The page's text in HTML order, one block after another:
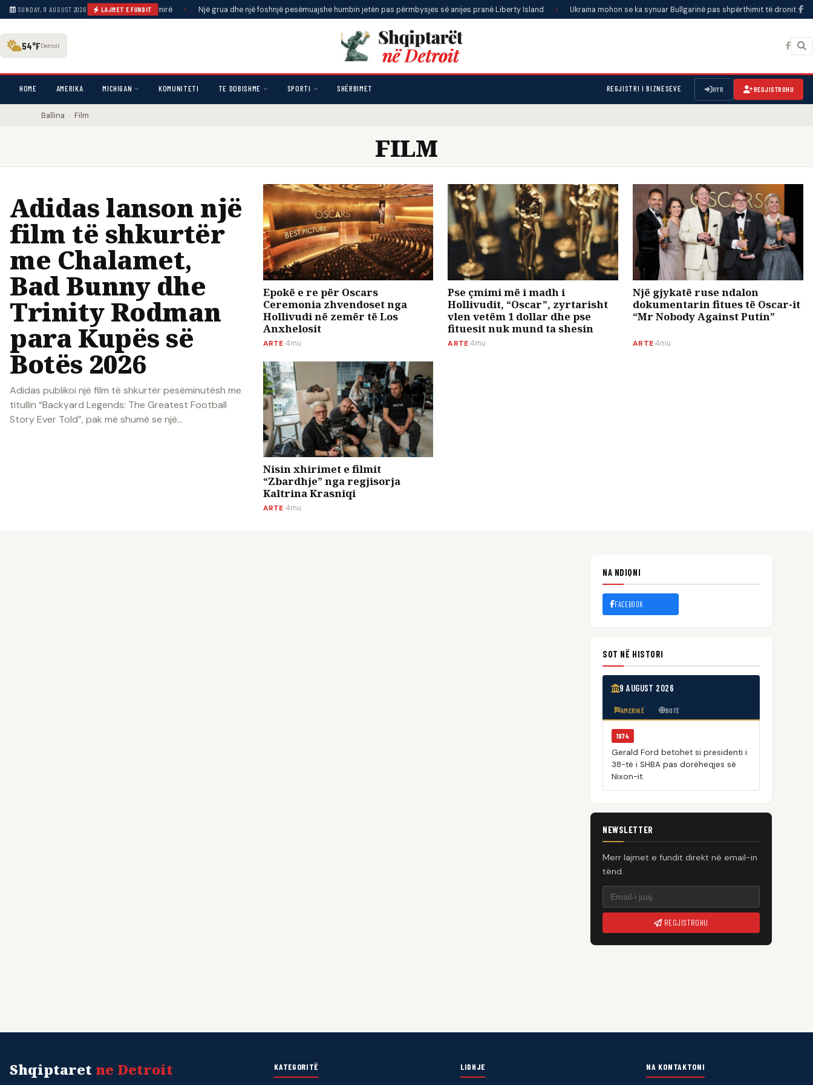
SUNDAY, 9 AUGUST 2026 LAJMET E FUNDIT
Siçilisë, me qindra anfora të ruajtura mirë • Një grua dhe një foshnjë pesëmuajshe humbin jetën pas përmbysjes së anijes pranë Liberty Island • Ukraina mohon se ka synuar Bullgarinë pas shpërthimit të dronit pranë
54°FDetroit
HOME AMERIKA MICHIGAN KOMUNITETI TE DOBISHME SPORTI SHËRBIMET REGJISTRI I BIZNESEVE HYR REGJISTROHU
Ballina › Film
FILM
Adidas lanson një
film të shkurtër
me Chalamet,
Bad Bunny dhe
Trinity Rodman
para Kupës së
Botës 2026
Adidas publikoi një film të shkurtër pesëminutësh me
titullin “Backyard Legends: The Greatest Football
Story Ever Told”, pak më shumë se një…
Epokë e re për Oscars
Ceremonia zhvendoset nga
Hollivudi në zemër të Los
Anxhelosit
ARTE·4mu
Pse çmimi më i madh i
Hollivudit, “Oscar”, zyrtarisht
vlen vetëm 1 dollar dhe pse
fituesit nuk mund ta shesin
ARTE·4mu
Një gjykatë ruse ndalon
dokumentarin fitues të Oscar-it
“Mr Nobody Against Putin”
ARTE·4mu
Nisin xhirimet e filmit
“Zbardhje” nga regjisorja
Kaltrina Krasniqi
ARTE·4mu
NA NDIQNI
FACEBOOK
SOT NË HISTORI
9 AUGUST 2026
AMERIKË BOTË
1974
Gerald Ford betohet si presidenti i
38-të i SHBA pas dorëheqjes së
Nixon-it.
NEWSLETTER
Merr lajmet e fundit direkt në email-in
tënd.
REGJISTROHU
Shqiptaret ne Detroit KATEGORITË LIDHJE NA KONTAKTONI